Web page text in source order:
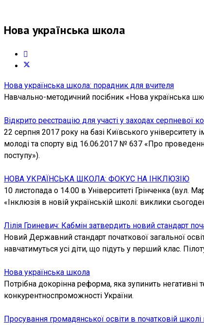
Нова українська школа
Нова українська школа: порадник для вчителя
Навчально-методичний посібник «Нова українська
Відкрито реєстрацію для участі у заходах серпневої
22 серпня 2017 року на базі Київського університету
молоді та спорту від 16.06.2017 № 637 «Про
поступу»).
НОВА УКРАЇНСЬКА ШКОЛА: ФОКУС НА ІНКЛЮЗІЮ
10 листопада о 14.00 в Університеті Грінченка (вул.
«Інклюзія в новій українській школі: виклики
Лілія Гриневич: Кабмін затвердить новий стандарт
Новий Державний стандарт початкової загальної
навчатимуться усі діти, що підуть у перший клас.
Нова українська школа
Потрібна докорінна реформа, яка зупинить негативні
конкурентноспроможності України.
Просування громадянської освіти в початковій школі